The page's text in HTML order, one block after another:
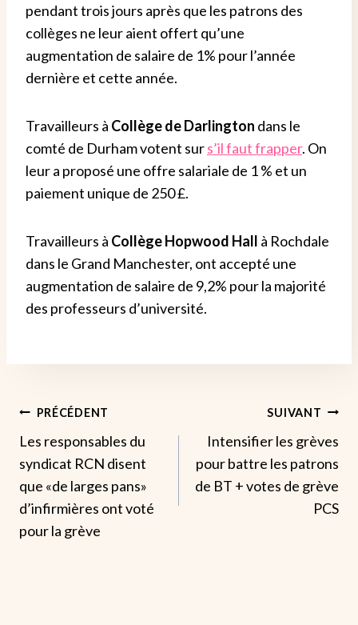
pendant trois jours après que les patrons des
collèges ne leur aient offert qu’une
augmentation de salaire de 1% pour l’année
dernière et cette année.
Travailleurs à Collège de Darlington dans le
comté de Durham votent surs’il faut frapper. On
leur a proposé une offre salariale de 1 % et un
paiement unique de 250 £.
Travailleurs à Collège Hopwood Hall à Rochdale
dans le Grand Manchester, ont accepté une
augmentation de salaire de 9,2% pour la majorité
des professeurs d’université.
Navigation
De
L’article
PRÉCÉDENT
Les responsables du
syndicat RCN disent
que «de larges pans»
d’infirmières ont voté
pour la grève
SUIVANT
Intensifier les grèves
pour battre les patrons
de BT + votes de grève
PCS